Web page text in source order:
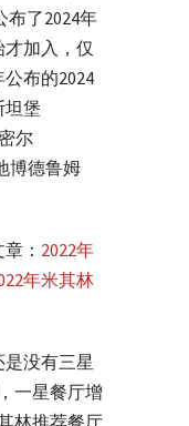
布了2024年
加入，仅
布的2024
坦堡
尔
博德鲁姆
： 2022年
年米其林
没有三星
一星餐厅增
林推荐餐厅